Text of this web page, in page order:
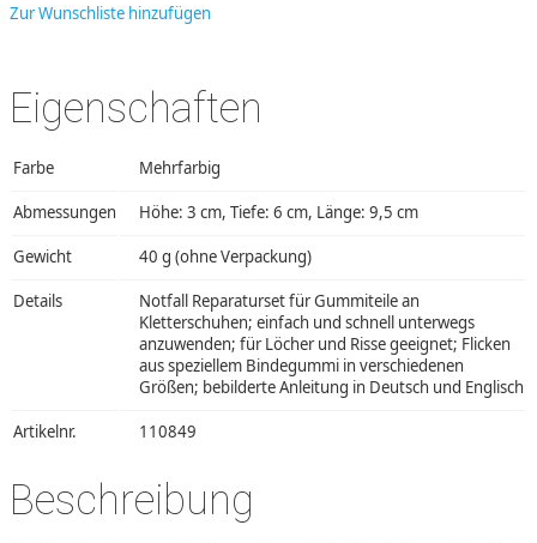
Zur Wunschliste hinzufügen
Eigenschaften
Farbe Mehrfarbig
Abmessungen Höhe: 3 cm, Tiefe: 6 cm, Länge: 9,5 cm
Gewicht 40 g (ohne Verpackung)
Details
Notfall Reparaturset für Gummiteile an
Kletterschuhen; einfach und schnell unterwegs
anzuwenden; für Löcher und Risse geeignet; Flicken
aus speziellem Bindegummi in verschiedenen
Größen; bebilderte Anleitung in Deutsch und Englisch
Artikelnr. 110849
Beschreibung